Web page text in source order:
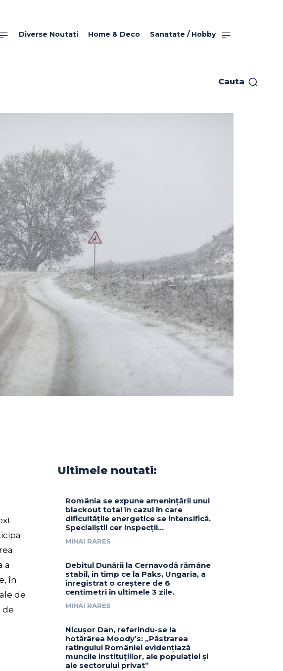
Diverse Noutati Home & Deco Sanatate / Hobby
Cauta
a
în
de
de
Ultimele noutati:
România se expune amenințării unui
blackout total în cazul în care
dificultățile energetice se intensifică.
Specialiștii cer inspecții…
MIHAI RARES
Debitul Dunării la Cernavodă rămâne
stabil, în timp ce la Paks, Ungaria, a
înregistrat o creștere de 6
centimetri în ultimele 3 zile.
MIHAI RARES
Nicușor Dan, referindu-se la
hotărârea Moody’s: „Păstrarea
ratingului României evidențiază
muncile instituțiilor, ale populației și
ale sectorului privat”